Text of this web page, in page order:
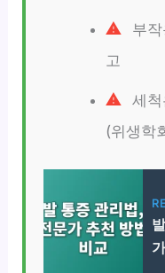
부
고
세
(위생학